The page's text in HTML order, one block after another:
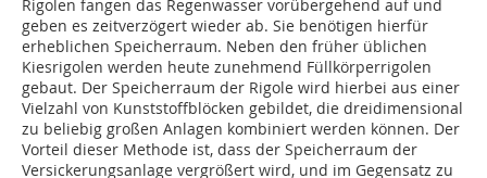
Rigolen fangen das Regenwasser vorübergehend auf und
geben es zeitverzögert wieder ab. Sie benötigen hierfür
erheblichen Speicherraum. Neben den früher üblichen
Kiesrigolen werden heute zunehmend Füllkörperrigolen
gebaut. Der Speicherraum der Rigole wird hierbei aus einer
Vielzahl von Kunststoffblöcken gebildet, die dreidimensional
zu beliebig großen Anlagen kombiniert werden können. Der
Vorteil dieser Methode ist, dass der Speicherraum der
Versickerungsanlage vergrößert wird, und im Gegensatz zu